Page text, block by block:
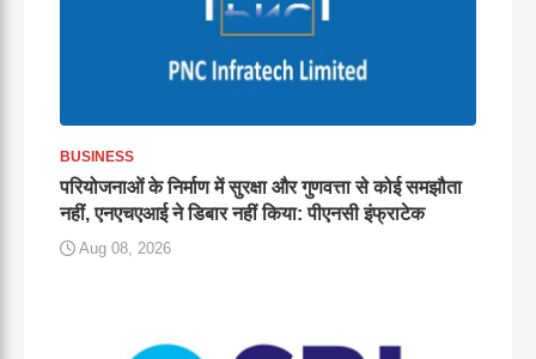
BUSINESS
परियोजनाओं के निर्माण में सुरक्षा और गुणवत्ता से कोई समझौता
नहीं, एनएचएआई ने डिबार नहीं किया: पीएनसी इंफ्राटेक
Aug 08, 2026